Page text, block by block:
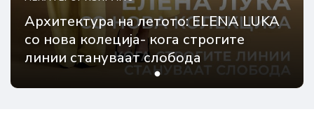
Архитектура на летото: ELENA LUKA
со нова колеција- кога строгите
линии стануваат слобода